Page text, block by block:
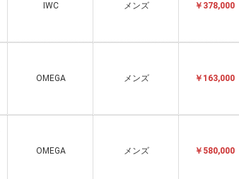
IWC メンズ ￥378,000
OMEGA メンズ ￥163,000
OMEGA メンズ ￥580,000